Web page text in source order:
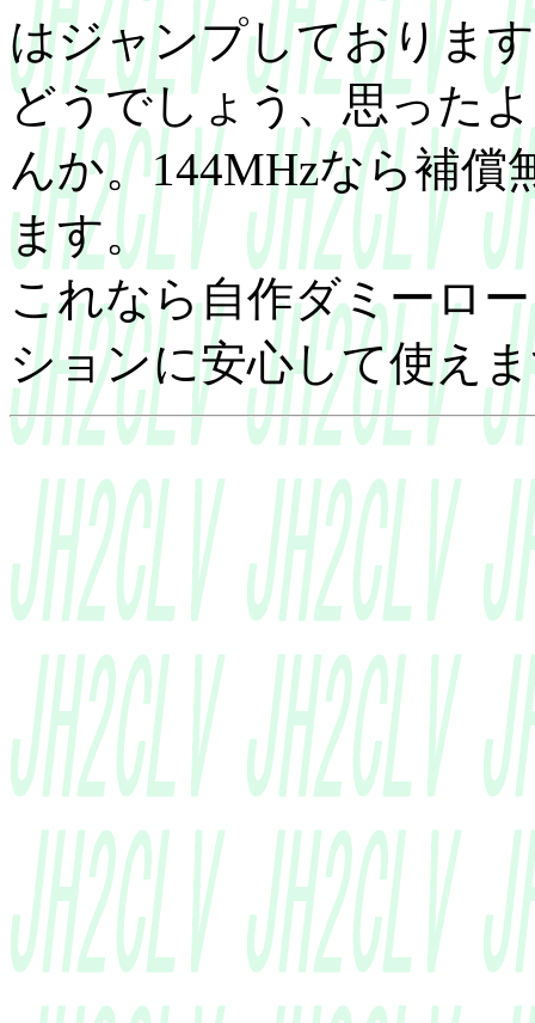
はジャンプしておりま
どうでしょう、思った
んか。144MHzなら補
ます。
これなら自作ダミーロ
ションに安心して使え